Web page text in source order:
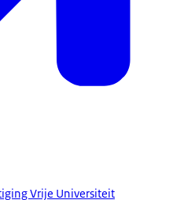
Vrije Universiteit